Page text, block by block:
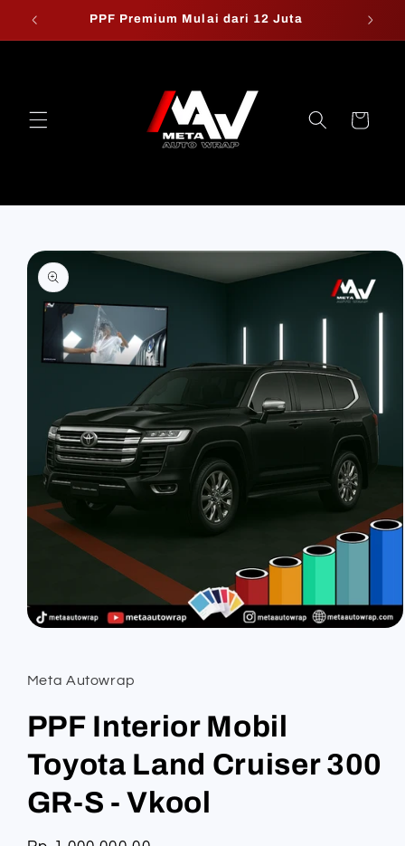
Skip to
PPF Premium Mulai dari 12 Juta
Cart
Skip to
product
information
in
modal
Meta Autowrap
PPF Interior Mobil
Toyota Land Cruiser 300
GR-S - Vkool